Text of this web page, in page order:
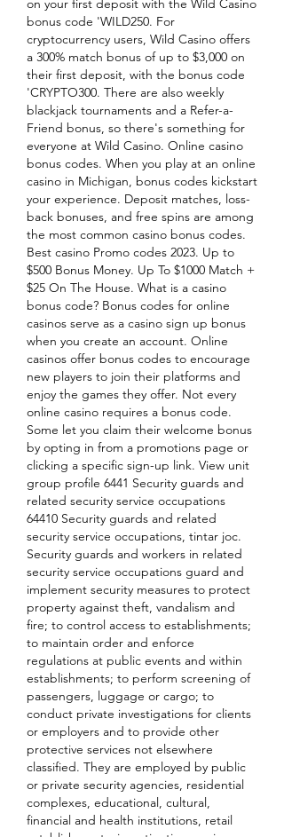
bonus code 'WILD250. For
cryptocurrency users, Wild Casino offers
a 300% match bonus of up to $3,000 on
their first deposit, with the bonus code
'CRYPTO300. There are also weekly
blackjack tournaments and a Refer-a-
Friend bonus, so there's something for
everyone at Wild Casino. Online casino
bonus codes. When you play at an online
casino in Michigan, bonus codes kickstart
your experience. Deposit matches, loss-
back bonuses, and free spins are among
the most common casino bonus codes.
Best casino Promo codes 2023. Up to
$500 Bonus Money. Up To $1000 Match +
$25 On The House. What is a casino
bonus code? Bonus codes for online
casinos serve as a casino sign up bonus
when you create an account. Online
casinos offer bonus codes to encourage
new players to join their platforms and
enjoy the games they offer. Not every
online casino requires a bonus code.
Some let you claim their welcome bonus
by opting in from a promotions page or
clicking a specific sign-up link. View unit
group profile 6441 Security guards and
related security service occupations
64410 Security guards and related
security service occupations, tintar joc.
Security guards and workers in related
security service occupations guard and
implement security measures to protect
property against theft, vandalism and
fire; to control access to establishments;
to maintain order and enforce
regulations at public events and within
establishments; to perform screening of
passengers, luggage or cargo; to
conduct private investigations for clients
or employers and to provide other
protective services not elsewhere
classified. They are employed by public
or private security agencies, residential
complexes, educational, cultural,
financial and health institutions, retail